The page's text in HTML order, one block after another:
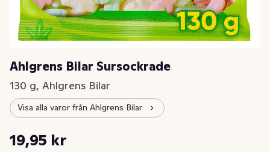
Ahlgrens Bilar Sursockrade
130 g, Ahlgrens Bilar
Visa alla varor från Ahlgrens Bilar
19,95 kr
Styckpris: 153,46 kr /kg